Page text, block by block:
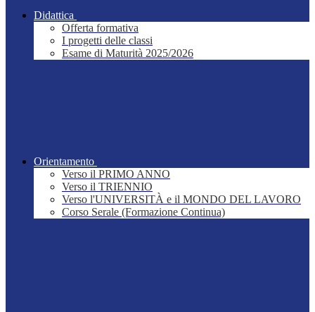
Didattica
Offerta formativa
I progetti delle classi
Esame di Maturità 2025/2026
Orientamento
Verso il PRIMO ANNO
Verso il TRIENNIO
Verso l'UNIVERSITÀ e il MONDO DEL LAVORO
Corso Serale (Formazione Continua)